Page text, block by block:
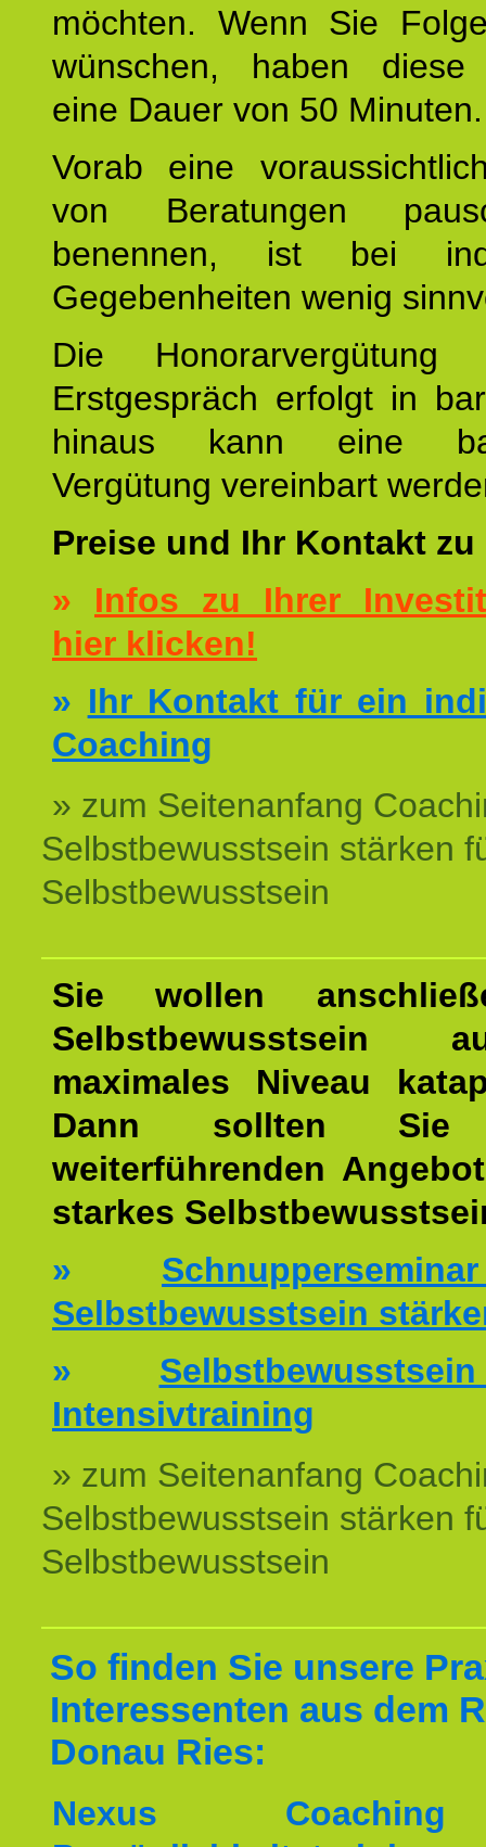
möchten. Wenn Sie
wünschen, haben diese
eine Dauer von 50 Minuten.
Vorab eine
von Beratungen
benennen, ist bei
Gegebenheiten wenig
Die
Erstgespräch erfolgt in
hinaus kann eine
Vergütung vereinbart
Preise und Ihr Kontakt
» Infos zu Ihrer
hier klicken!
» Ihr Kontakt für ein
Coaching
» zum Seitenanfang
Selbstbewusstsein stärken
Selbstbewusstsein
Sie wollen
Selbstbewusstsein
maximales Niveau
Dann sollten Sie
weiterführenden
starkes
»
Selbstbewusstsein
»
Intensivtraining
» zum Seitenanfang
Selbstbewusstsein stärken
Selbstbewusstsein
So finden Sie unsere
Interessenten aus dem
Donau Ries:
Nexus